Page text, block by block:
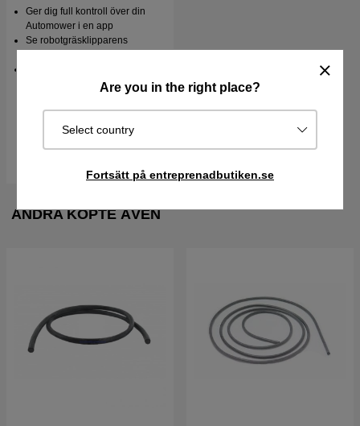
Are you in the right place?
Select country
Fortsätt på entreprenadbutiken.se
Ger dig full kontroll över din
Automower i en app
Se robotgräsklipparens
ANDRA KÖPTE ÄVEN